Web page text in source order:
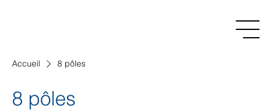
Accueil 8 pôles
8 pôles